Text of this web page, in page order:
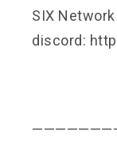
SIX Network
discord: